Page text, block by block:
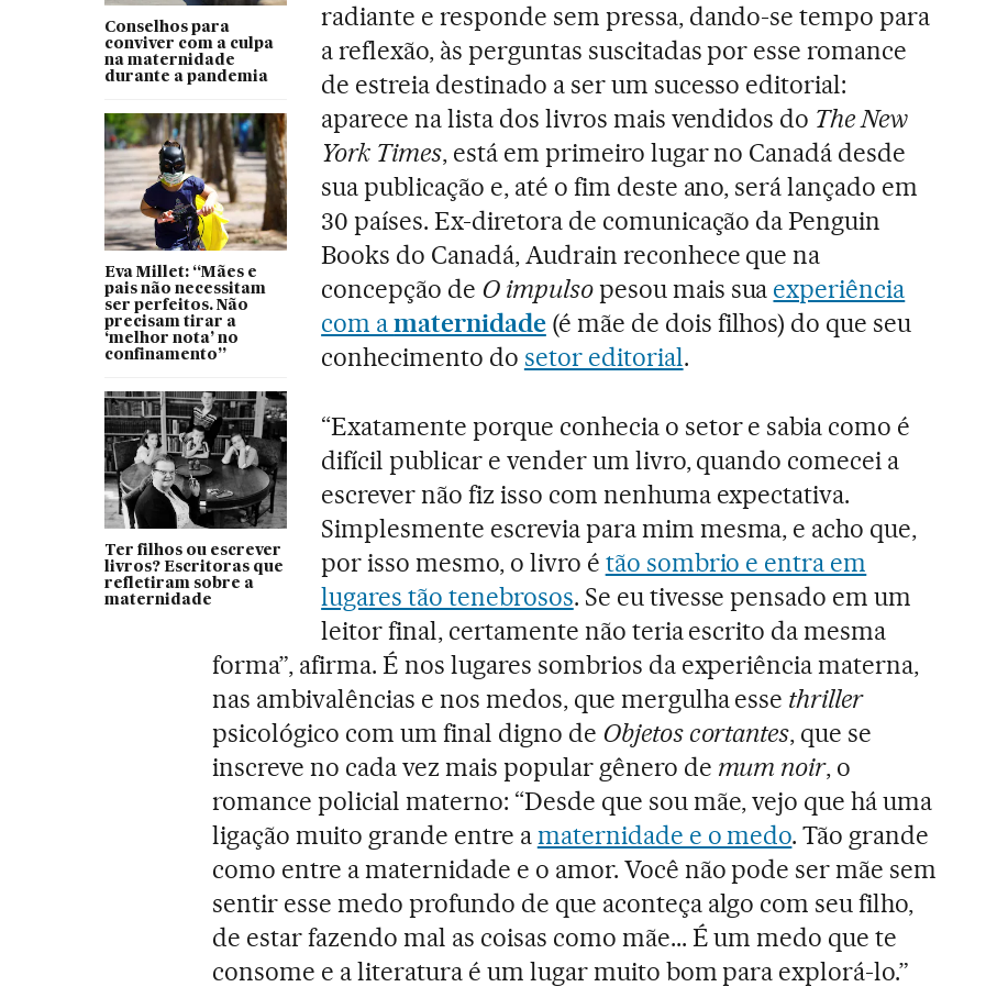
Conselhos para
conviver com a culpa
na maternidade
durante a pandemia
Eva Millet: “Mães e
pais não necessitam
ser perfeitos. Não
precisam tirar a
‘melhor nota’ no
confinamento”
Ter filhos ou escrever
livros? Escritoras que
refletiram sobre a
maternidade
radiante e responde sem pressa, dando-se tempo para
a reflexão, às perguntas suscitadas por esse romance
de estreia destinado a ser um sucesso editorial:
aparece na lista dos livros mais vendidos do The New
York Times, está em primeiro lugar no Canadá desde
sua publicação e, até o fim deste ano, será lançado em
30 países. Ex-diretora de comunicação da Penguin
Books do Canadá, Audrain reconhece que na
concepção de O impulsopesou mais sua experiência
com amaternidade(é mãe de dois filhos) do que seu
conhecimento do setor editorial.
“Exatamente porque conhecia o setor e sabia como é
difícil publicar e vender um livro, quando comecei a
escrever não fiz isso com nenhuma expectativa.
Simplesmente escrevia para mim mesma, e acho que,
por isso mesmo, o livro é tão sombrio e entra em
lugares tão tenebrosos. Se eu tivesse pensado em um
leitor final, certamente não teria escrito da mesma
forma”, afirma. É nos lugares sombrios da experiência materna,
nas ambivalências e nos medos, que mergulha esse thriller
psicológico com um final digno de Objetos cortantes, que se
inscreve no cada vez mais popular gênero de mum noir, o
romance policial materno: “Desde que sou mãe, vejo que há uma
ligação muito grande entre amaternidade e o medo. Tão grande
como entre a maternidade e o amor. Você não pode ser mãe sem
sentir esse medo profundo de que aconteça algo com seu filho,
de estar fazendo mal as coisas como mãe... É um medo que te
consome e a literatura é um lugar muito bom para explorá-lo.”